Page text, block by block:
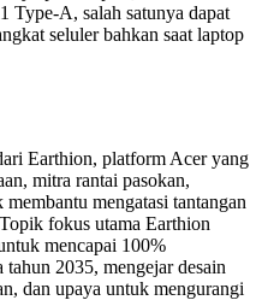
Type-A, salah satunya dapat
seluler bahkan saat laptop
Earthion, platform Acer yang
mitra rantai pasokan,
mengatasi tantangan
fokus utama Earthion
mencapai 100%
2035, mengejar desain
dan upaya untuk mengurangi